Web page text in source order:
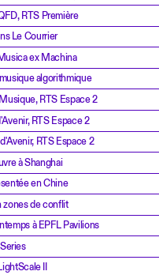
RTS Première
Le Courrier
ex Machina
algorithmique
RTS Espace 2
RTS Espace 2
RTS Espace 2
à Shanghai
en Chine
zones de conflit
à EPFL Pavilions
II